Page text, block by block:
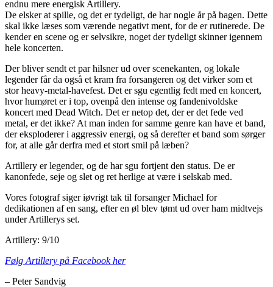
endnu mere energisk Artillery.
De elsker at spille, og det er tydeligt, de har nogle år på bagen. Dette
skal ikke læses som værende negativt ment, for de er rutinerede. De
kender en scene og er selvsikre, noget der tydeligt skinner igennem
hele koncerten.
Der bliver sendt et par hilsner ud over scenekanten, og lokale
legender får da også et kram fra forsangeren og det virker som et
stor heavy-metal-havefest. Det er sgu egentlig fedt med en koncert,
hvor humøret er i top, ovenpå den intense og fandenivoldske
koncert med Dead Witch. Det er netop det, der er det fede ved
metal, er det ikke? At man inden for samme genre kan have et band,
der eksploderer i aggressiv energi, og så derefter et band som sørger
for, at alle går derfra med et stort smil på læben?
Artillery er legender, og de har sgu fortjent den status. De er
kanonfede, seje og slet og ret herlige at være i selskab med.
Vores fotograf siger iøvrigt tak til forsanger Michael for
dedikationen af en sang, efter en øl blev tømt ud over ham midtvejs
under Artillerys set.
Artillery: 9/10
Følg Artillery på Facebook her
– Peter Sandvig